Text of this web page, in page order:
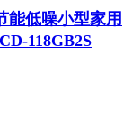
能低噪小型家用
118GB2S